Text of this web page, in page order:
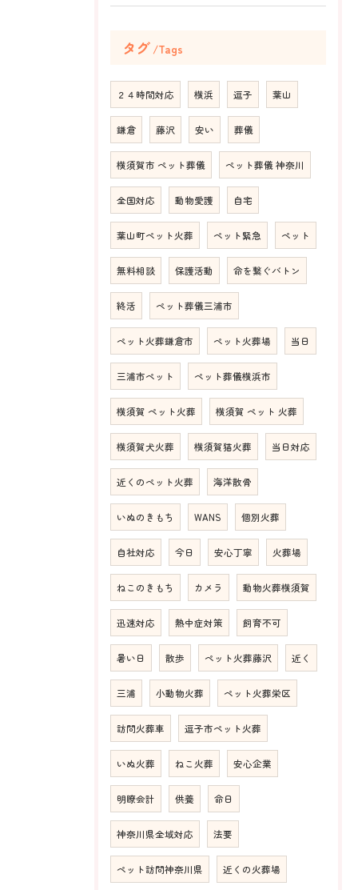
タグ Tags
２４時間対応 横浜 逗子 葉山
鎌倉 藤沢 安い 葬儀
横須賀市 ペット葬儀 ペット葬儀 神奈川
全国対応 動物愛護 自宅
葉山町ペット火葬 ペット緊急 ペット
無料相談 保護活動 命を繋ぐバトン
終活 ペット葬儀三浦市
ペット火葬鎌倉市 ペット火葬場 当日
三浦市ペット ペット葬儀横浜市
横須賀 ペット火葬 横須賀 ペット 火葬
横須賀犬火葬 横須賀猫火葬 当日対応
近くのペット火葬 海洋散骨
いぬのきもち WANS 個別火葬
自社対応 今日 安心丁寧 火葬場
ねこのきもち カメラ 動物火葬横須賀
迅速対応 熱中症対策 飼育不可
暑い日 散歩 ペット火葬藤沢 近く
三浦 小動物火葬 ペット火葬栄区
訪問火葬車 逗子市ペット火葬
いぬ火葬 ねこ火葬 安心企業
明瞭会計 供養 命日
神奈川県全域対応 法要
ペット訪問神奈川県 近くの火葬場